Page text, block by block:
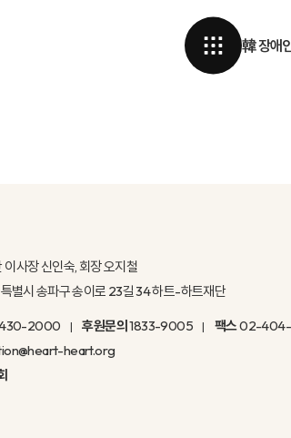
韓 장애
사장 신인숙, 회장 오지철
별시 송파구 송이로 23길 34 하트-하트재단
2000 후원문의1833-9005 팩스02-404-
heart.org